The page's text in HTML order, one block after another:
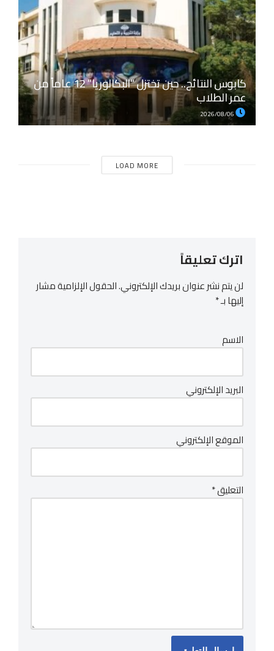
كابوس النتائج.. حين تختزل “البكالوريا” 12 عاماً من
عمر الطلاب
LOAD MORE
اترك تعليقاً
لن يتم نشر عنوان بريدك الإلكتروني.الحقول الإلزامية مشار
إليها بـ*
الاسم
البريد الإلكتروني
الموقع الإلكتروني
التعليق*